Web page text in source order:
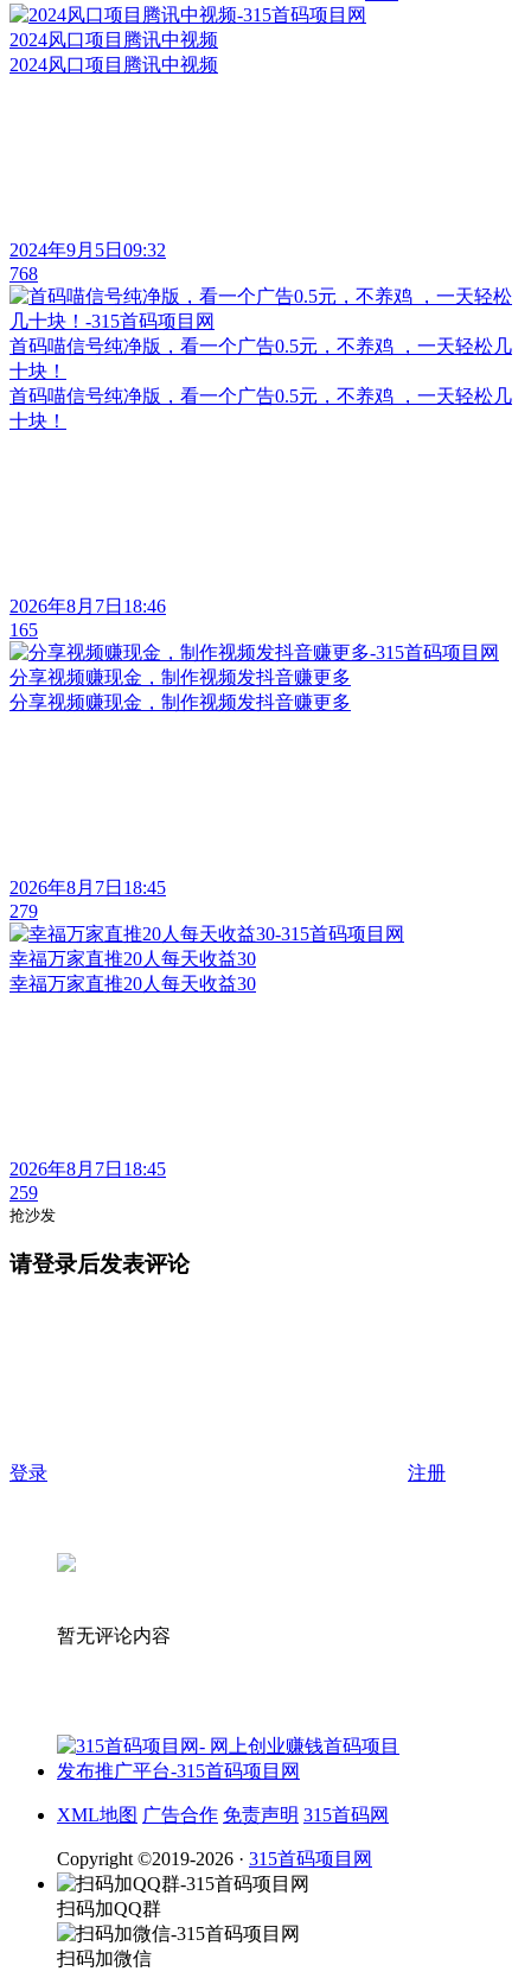
2024风口项目腾讯中视频
2024风口项目腾讯中视频
2024年9月5日09:32
768
首码喵信号纯净版，看一个广告0.5元，不养鸡 ，一天轻松几
十块！
首码喵信号纯净版，看一个广告0.5元，不养鸡 ，一天轻松几
十块！
2026年8月7日18:46
165
分享视频赚现金，制作视频发抖音赚更多
分享视频赚现金，制作视频发抖音赚更多
2026年8月7日18:45
279
幸福万家直推20人每天收益30
幸福万家直推20人每天收益30
2026年8月7日18:45
259
抢沙发
请登录后发表评论
登录 注册
暂无评论内容
XML地图 广告合作 免责声明 315首码网
Copyright ©2019-2026 · 315首码项目网
扫码加QQ群
扫码加微信